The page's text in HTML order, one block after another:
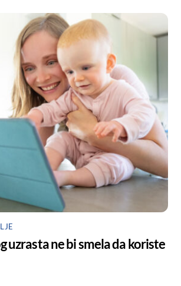
uzrasta ne bi smela da koriste